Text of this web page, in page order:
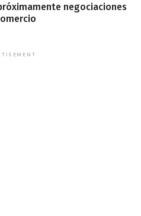
negociaciones